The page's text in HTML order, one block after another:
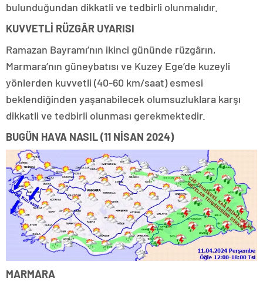
bulunduğundan dikkatli ve tedbirli olunmalıdır.
KUVVETLİ RÜZGÂR UYARISI
Ramazan Bayramı’nın ikinci gününde rüzgârın,
Marmara’nın güneybatısı ve Kuzey Ege’de kuzeyli
yönlerden kuvvetli (40-60 km/saat) esmesi
beklendiğinden yaşanabilecek olumsuzluklara karşı
dikkatli ve tedbirli olunması gerekmektedir.
BUGÜN HAVA NASIL (11 NİSAN 2024)
MARMARA